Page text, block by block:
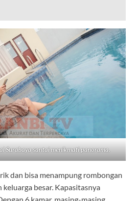
Surabaya santai menikmati panorama.
dan bisa menampung rombongan
keluarga besar. Kapasitasnya